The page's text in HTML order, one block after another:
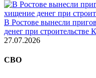
В Ростове вынесли
денег при строительстве
27.07.2026
СВО